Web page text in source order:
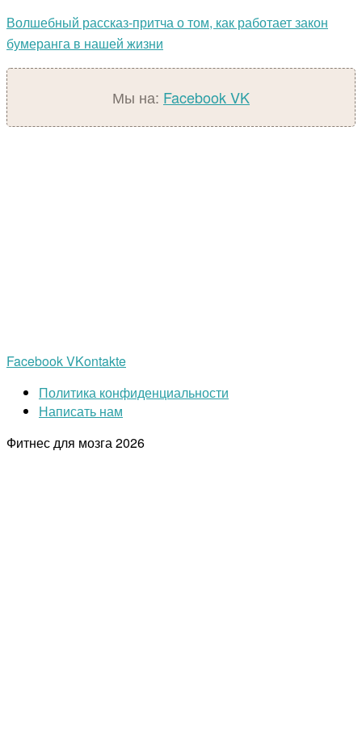
Волшебный рассказ-притча о том, как работает закон
бумеранга в нашей жизни
Мы на: FacebookVK
FacebookVKontakte
Политика конфиденциальности
Написать нам
Фитнес для мозга2026